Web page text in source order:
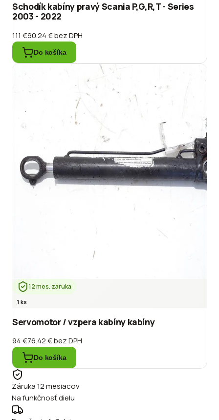
Schodík kabíny pravý Scania P,G,R,T - Series
2003 - 2022
111 €90.24 €bez DPH
Do košíka
12 mes. záruka
1 ks
Servomotor / vzpera kabíny kabíny
94 €76.42 €bez DPH
Do košíka
Záruka 12 mesiacov
Na funkčnosť dielu